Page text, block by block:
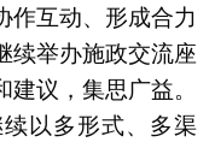
作互动、形成合力
续举办施政交流座
议，集思广益。
以多形式、多渠